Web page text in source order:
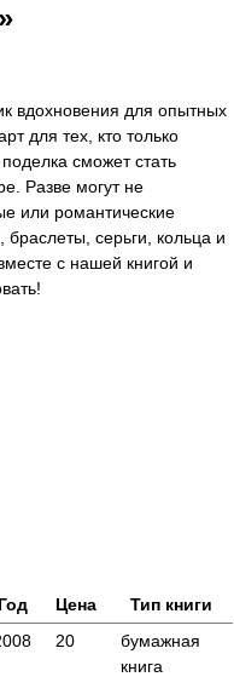
вдохновения для опытных
для тех, кто только
сможет стать
Разве могут не
или романтические
серьги, кольца и
с нашей книгой и
Год Цена
Тип книги
20
бумажная
книга